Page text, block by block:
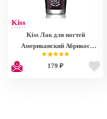
Kiss
Kiss Лак для ногтей
Американский Абрикос
8мл/HD Mini Nail Polish
MNP28
179 ₽